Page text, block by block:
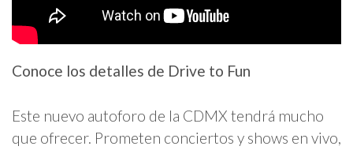
Conoce los detalles de Drive to Fun
Este nuevo autoforo de la CDMX tendrá mucho
que ofrecer. Prometen conciertos y shows en vivo,